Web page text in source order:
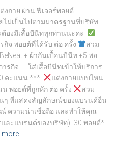
กาย ผ่าน ฟีเจอร์พอยต์
ม่เป็นไปตามมาตรฐานที่บริษัท
องมีเสื้อบีนีททุกท่านนะคะ
จ พอยต์ที่ได้รับ ต่อ ครั้ง
สวม
+ ผ้ากันเปื้อนบีนีท +5 พอ
ารกิจ ใส่เสื้อบีนีทเข้าให้บริการ
คะแนน ***
แต่งกายแบบไหน
พอยต์ที่ถูกหัก ต่อ ครั้ง
สวม
นๆ ที่แสดงสัญลักษณ์ของแบรนด์อื่น
ความน่าเชื่อถือ และทำให้คุณ
ละแบรนด์ของบริษัท) -30 พอยต์*